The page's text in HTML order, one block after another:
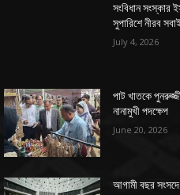
সংবিধান সংস্কার
সুপারিশে নীরব
July 4, 2026
পাট খাতকে
নানামুখী পদক্ষেপ
June 20, 2026
আগামী বছর